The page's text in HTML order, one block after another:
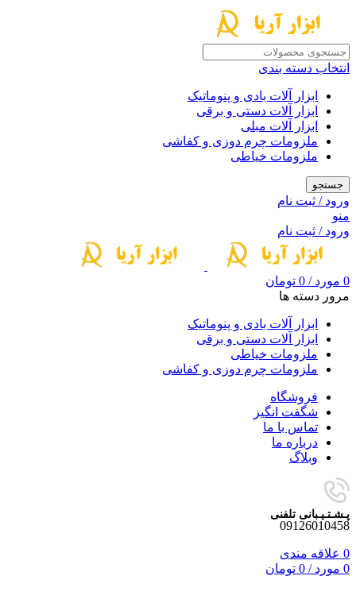
انتخاب دسته بندی
ابزار آلات بادی و پنوماتیک
ابزار آلات دستی و برقی
ابزار آلات مبلی
ملزومات چرم دوزی و کفاشی
ملزومات خیاطی
جستجو
ورود / ثبت نام
منو
ورود / ثبت نام
0 مورد /
0 تومان
مرور دسته ها
ابزار آلات بادی و پنوماتیک
ابزار آلات دستی و برقی
ملزومات خیاطی
ملزومات چرم دوزی و کفاشی
فروشگاه
شگفت انگیز
تماس با ما
درباره ما
وبلاگ
پـشـتـیـبانی تلفنی
09126010458
0 علاقه مندی
0 مورد /
0 تومان